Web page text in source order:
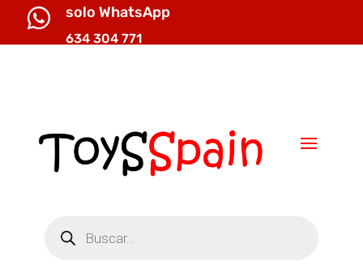
 solo WhatsApp
634 304 771
productos